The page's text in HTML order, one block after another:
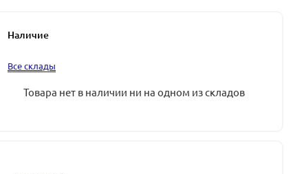
Наличие
Все склады
Товара нет в наличии ни на одном из складов